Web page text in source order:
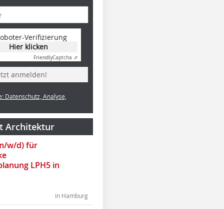
Verifizierung
Hier klicken
FriendlyCaptcha ⇗
anmelden!
Datenschutz, Analyse,
Architektur
w/d) für
LPH5 in
in Hamburg